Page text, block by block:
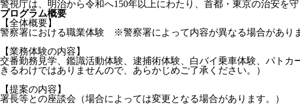
警視庁は、明治から令和へ150年以上にわたり、首都・東京の治安を
プログラム概要
【全体概要】
警察署における職業体験 ※警察署によって内容が異なる場合があり
【業務体験の内容】
交番勤務見学、鑑識活動体験、逮捕術体験、白バイ乗車体験、パト
きるわけではありませんので、あらかじめご了承ください。）
【提案の内容】
署長等との座談会（場合によっては変更となる場合があります。）